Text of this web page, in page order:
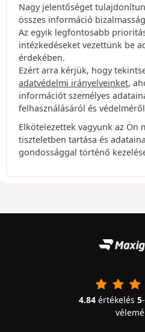
Nagy jelentőséget
összes információ
Az egyik legfontosabb
intézkedéseket vezettünk be
érdekében.
Ezért arra kérjük, hogy
adatvédelmi irányelveinket,
információt személyes
felhasználásáról és
Elkötelezettek vagyunk az Ön
tiszteletben tartása és
gondossággal történő
4.84értékelés 5